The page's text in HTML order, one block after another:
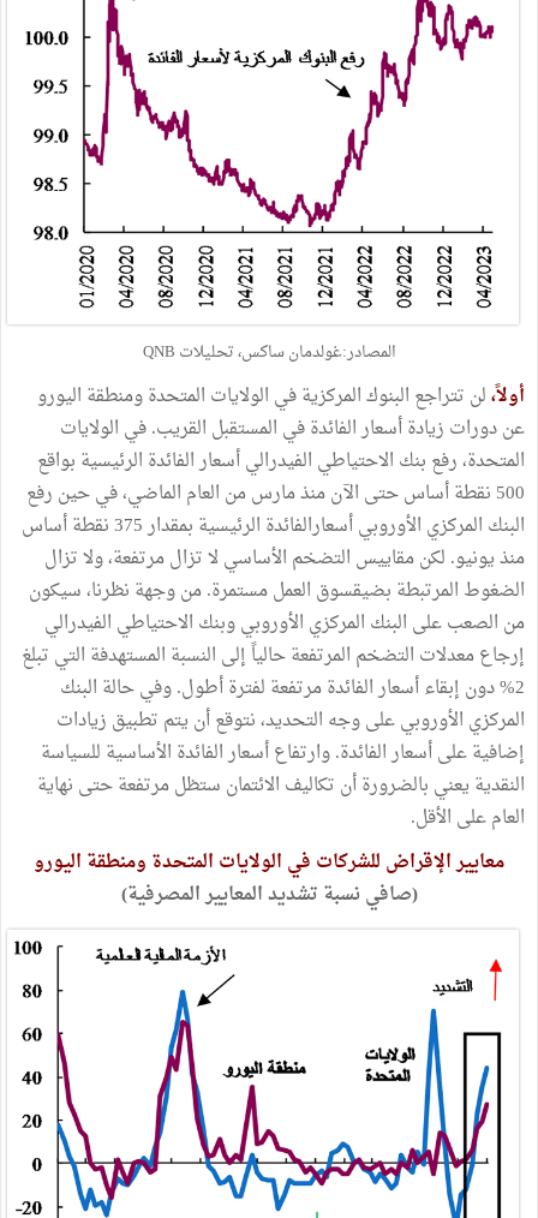
المصادر:غولدمان ساكس، تحليلات QNB
أولاً،لن تتراجع البنوك المركزية في الولايات المتحدة ومنطقة اليورو
عن دورات زيادة أسعار الفائدة في المستقبل القريب. في الولايات
المتحدة، رفع بنك الاحتياطي الفيدرالي أسعار الفائدة الرئيسية بواقع
500 نقطة أساس حتى الآن منذ مارس من العام الماضي، في حين رفع
البنك المركزي الأوروبي أسعارالفائدة الرئيسية بمقدار 375 نقطة أساس
منذ يونيو. لكن مقاييس التضخم الأساسي لا تزال مرتفعة، ولا تزال
الضغوط المرتبطة بضيقسوق العمل مستمرة. من وجهة نظرنا، سيكون
من الصعب على البنك المركزي الأوروبي وبنك الاحتياطي الفيدرالي
إرجاع معدلات التضخم المرتفعة حالياً إلى النسبة المستهدفة التي تبلغ
2% دون إبقاء أسعار الفائدة مرتفعة لفترة أطول. وفي حالة البنك
المركزي الأوروبي على وجه التحديد، نتوقع أن يتم تطبيق زيادات
إضافية على أسعار الفائدة. وارتفاع أسعار الفائدة الأساسية للسياسة
النقدية يعني بالضرورة أن تكاليف الائتمان ستظل مرتفعة حتى نهاية
العام على الأقل.
معايير الإقراض للشركات في الولايات المتحدة ومنطقة اليورو
(صافي نسبة تشديد المعايير المصرفية)